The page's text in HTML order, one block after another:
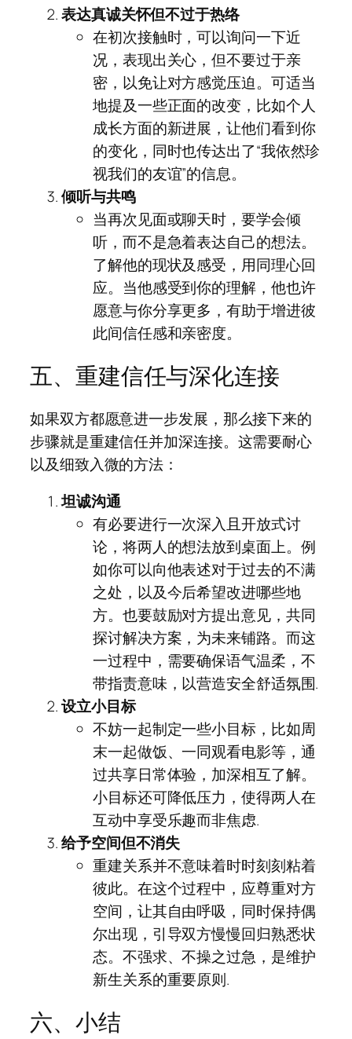
表达真诚关怀但不过于热络
在初次接触时，可以询问一下近
况，表现出关心，但不要过于亲
密，以免让对方感觉压迫。可适当
地提及一些正面的改变，比如个人
成长方面的新进展，让他们看到你
的变化，同时也传达出了“我依然珍
视我们的友谊”的信息。
倾听与共鸣
当再次见面或聊天时，要学会倾
听，而不是急着表达自己的想法。
了解他的现状及感受，用同理心回
应。当他感受到你的理解，他也许
愿意与你分享更多，有助于增进彼
此间信任感和亲密度。
五、重建信任与深化连接
如果双方都愿意进一步发展，那么接下来的
步骤就是重建信任并加深连接。这需要耐心
以及细致入微的方法：
坦诚沟通
有必要进行一次深入且开放式讨
论，将两人的想法放到桌面上。例
如你可以向他表述对于过去的不满
之处，以及今后希望改进哪些地
方。也要鼓励对方提出意见，共同
探讨解决方案，为未来铺路。而这
一过程中，需要确保语气温柔，不
带指责意味，以营造安全舒适氛围.
设立小目标
不妨一起制定一些小目标，比如周
末一起做饭、一同观看电影等，通
过共享日常体验，加深相互了解。
小目标还可降低压力，使得两人在
互动中享受乐趣而非焦虑.
给予空间但不消失
重建关系并不意味着时时刻刻粘着
彼此。在这个过程中，应尊重对方
空间，让其自由呼吸，同时保持偶
尔出现，引导双方慢慢回归熟悉状
态。不强求、不操之过急，是维护
新生关系的重要原则.
六、小结